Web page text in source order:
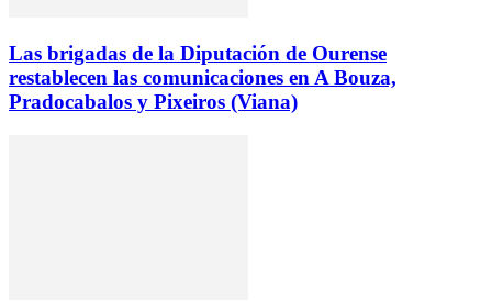
Las brigadas de la Diputación de Ourense
restablecen las comunicaciones en A Bouza,
Pradocabalos y Pixeiros (Viana)